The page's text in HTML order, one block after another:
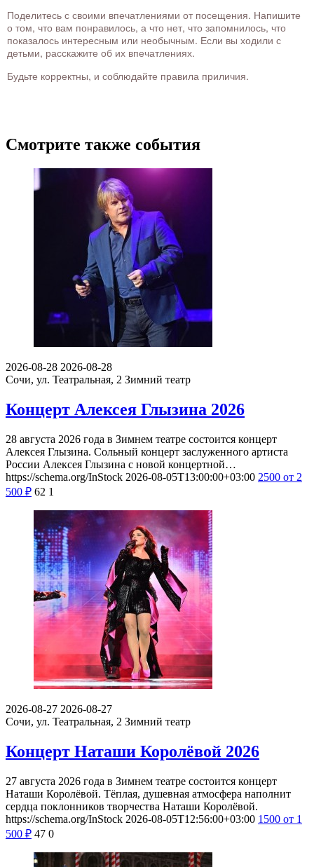
Поделитесь с своими впечатлениями от посещения. Напишите
о том, что вам понравилось, а что нет, что запомнилось, что
показалось интересным или необычным. Если вы ходили с
детьми, расскажите об их впечатлениях.
Будьте корректны, и соблюдайте правила приличия.
Смотрите также события
2026-08-28 2026-08-28
Сочи, ул. Театральная, 2 Зимний театр
Концерт Алексея Глызина 2026
28 августа 2026 года в Зимнем театре состоится концерт
Алексея Глызина. Сольный концерт заслуженного артиста
России Алексея Глызина с новой концертной…
https://schema.org/InStock 2026-08-05T13:00:00+03:00 2500 от 2
500 ₽ 62 1
2026-08-27 2026-08-27
Сочи, ул. Театральная, 2 Зимний театр
Концерт Наташи Королёвой 2026
27 августа 2026 года в Зимнем театре состоится концерт
Наташи Королёвой. Тёплая, душевная атмосфера наполнит
сердца поклонников творчества Наташи Королёвой.
https://schema.org/InStock 2026-08-05T12:56:00+03:00 1500 от 1
500 ₽ 47 0